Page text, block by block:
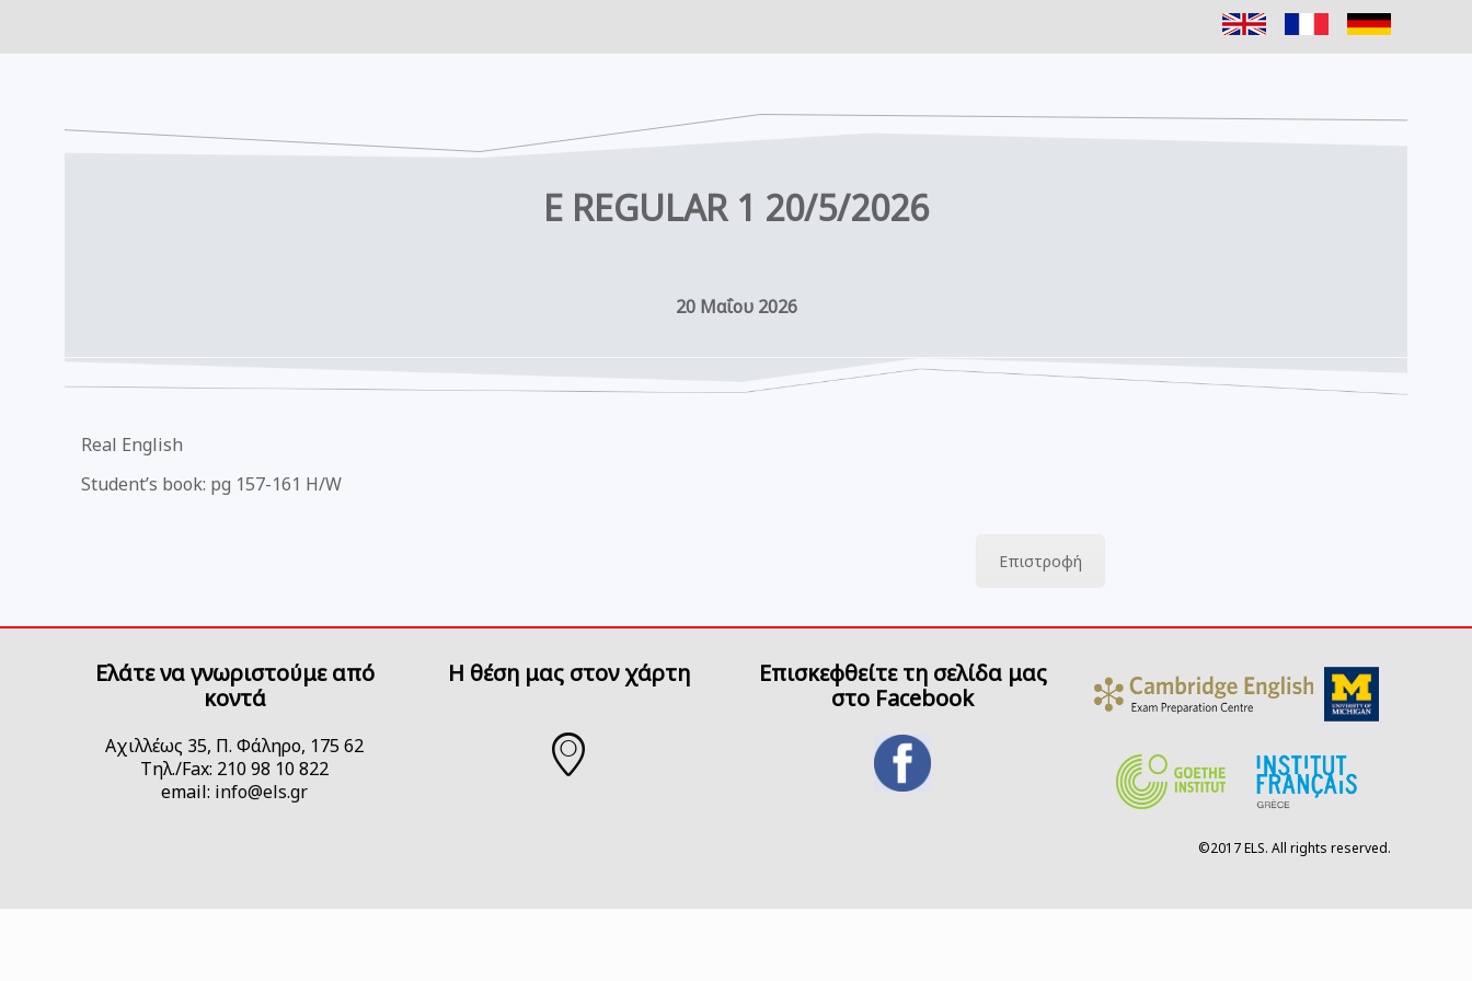
E REGULAR 1 20/5/2026
20 Μαΐου 2026
Real English
Student’s book: pg 157-161 H/W
Επιστροφή
Ελάτε να γνωριστούμε από
κοντά
Αχιλλέως 35, Π. Φάληρο, 175 62
Τηλ./Fax: 210 98 10 822
email: info@els.gr
H θέση μας στον χάρτη
Επισκεφθείτε τη σελίδα μας
στο Facebook
©2017 ELS. All rights reserved.